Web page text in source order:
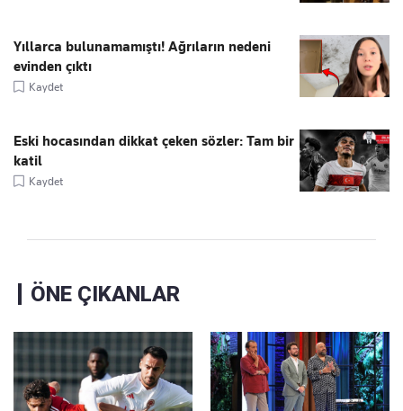
Yıllarca bulunamamıştı! Ağrıların nedeni
evinden çıktı
Kaydet
Eski hocasından dikkat çeken sözler: Tam bir
katil
Kaydet
ÖNE ÇIKANLAR